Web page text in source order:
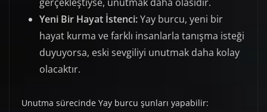
Yeni Bir Hayat İstenci:Yay burcu, yeni bir
hayat kurma ve farklı insanlarla tanışma isteği
duyuyorsa, eski sevgiliyi unutmak daha kolay
olacaktır.
Unutma sürecinde Yay burcu şunları yapabilir: